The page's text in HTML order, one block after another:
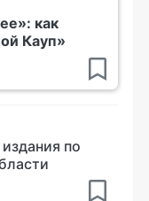
как
Кауп»
по